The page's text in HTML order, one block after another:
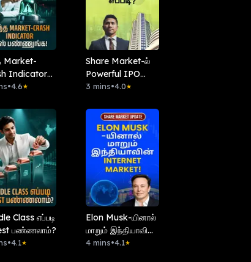
Market-
Indicator
•4.6★
Share Market-ல்
Powerful IPO
கண்டுபிடிப்பது
3 mins•4.0★
Class எப்படி
பண்ணலாம்?
•4.1★
Elon Musk-யினால்
மாறும் இந்தியாவின்
Internet Market!
4 mins•4.1★